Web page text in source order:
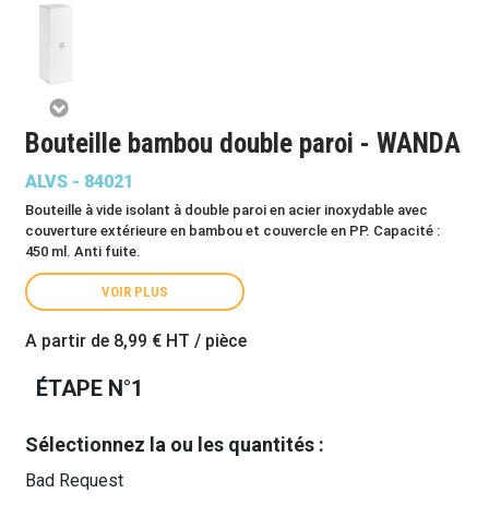
Bouteille bambou double paroi - WANDA
ALVS - 84021
Bouteille à vide isolant à double paroi en acier inoxydable avec
couverture extérieure en bambou et couvercle en PP. Capacité :
450 ml. Anti fuite.
VOIR PLUS
A partir de 8,99 € HT / pièce
ÉTAPE N°1
Sélectionnez la ou les quantités :
Bad Request